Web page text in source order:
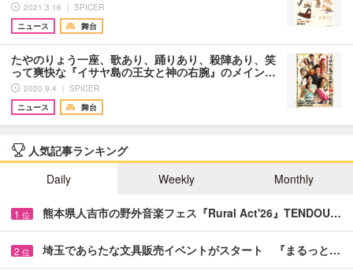
2021.3.16 ｜ SPICER
ニュース
舞台
たやのりょう一座、歌あり、踊りあり、殺陣あり、笑
って爽快な『イサヤ島の王女と神の右腕』のメイン…
2020.9.4 ｜ SPICER
ニュース
舞台
人気記事ランキング
Daily
Weekly Monthly
1 位 熊本県人吉市の野外音楽フェス『Rural Act'26』TENDOU…
2 位 埼玉であらたな文具販売イベントがスタート 『まるっと…